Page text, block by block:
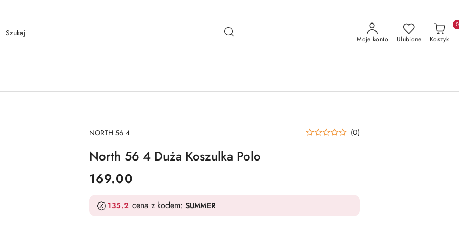
Moje konto Ulubione Koszyk
0
NAZWA
PRODUCENTA:
NORTH 56 4 (0)
North 56 4 Duża Koszulka Polo
cena:
169.00
135.2 cena z kodem: SUMMER